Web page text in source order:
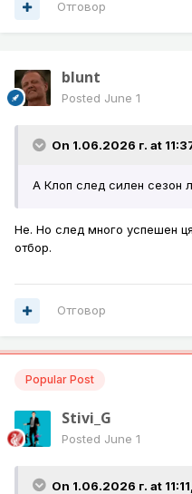
Отговор
blunt
Posted June 1
On 1.06.2026 г. at
А Клоп след силен сезон
Не. Но след много успешен
отбор.
Отговор
Popular Post
Stivi_G
Posted June 1
On 1.06.2026 г. at 11:11,